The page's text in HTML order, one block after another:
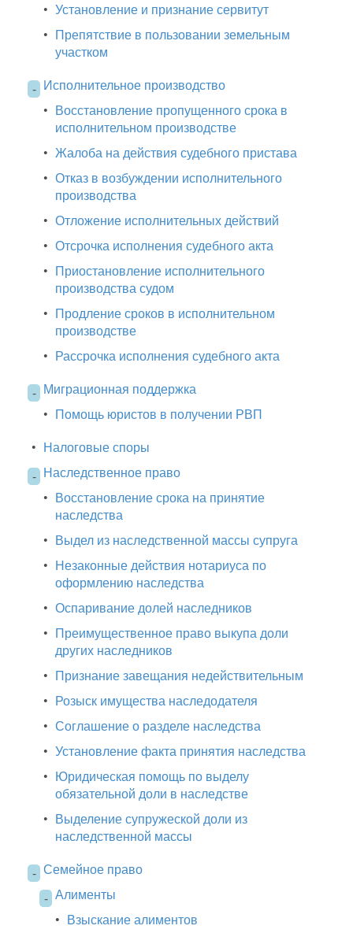
• Установление и признание сервитут
• Препятствие в пользовании земельным
участком
- Исполнительное производство
• Восстановление пропущенного срока в
исполнительном производстве
• Жалоба на действия судебного пристава
• Отказ в возбуждении исполнительного
производства
• Отложение исполнительных действий
• Отсрочка исполнения судебного акта
• Приостановление исполнительного
производства судом
• Продление сроков в исполнительном
производстве
• Рассрочка исполнения судебного акта
- Миграционная поддержка
• Помощь юристов в получении РВП
• Налоговые споры
- Наследственное право
• Восстановление срока на принятие
наследства
• Выдел из наследственной массы супруга
• Незаконные действия нотариуса по
оформлению наследства
• Оспаривание долей наследников
• Преимущественное право выкупа доли
других наследников
• Признание завещания недействительным
• Розыск имущества наследодателя
• Соглашение о разделе наследства
• Установление факта принятия наследства
• Юридическая помощь по выделу
обязательной доли в наследстве
• Выделение супружеской доли из
наследственной массы
- Семейное право
- Алименты
• Взыскание алиментов